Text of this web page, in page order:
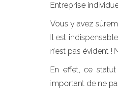
Entreprise
Vous y avez
Il est
n’est pas évident
En effet, ce
important de ne